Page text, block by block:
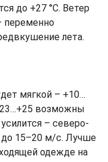
до +27 °C. Ветер
переменно
лета.
мягкой – +10…
возможны
– северо-
15–20 м/с. Лучше
одежде на